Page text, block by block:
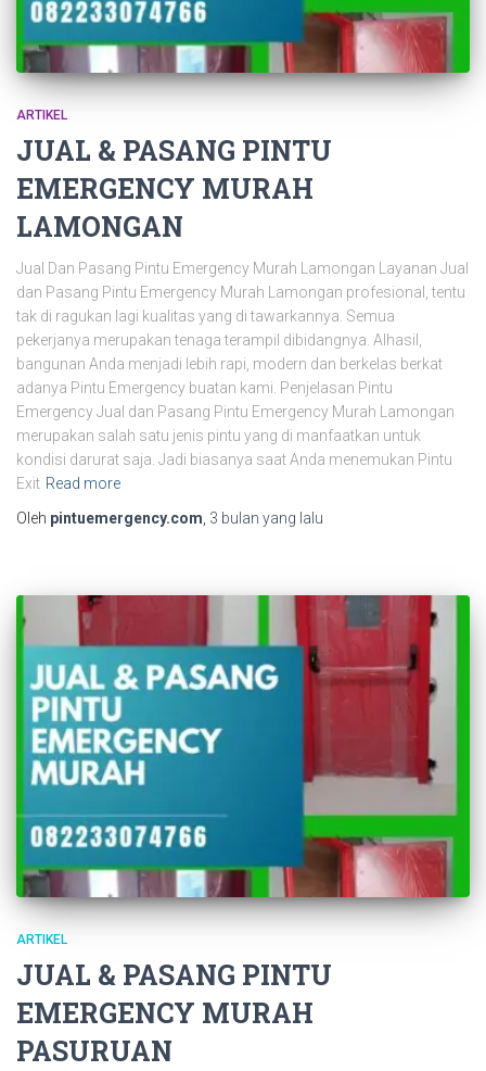
ARTIKEL
JUAL & PASANG PINTU
EMERGENCY MURAH
LAMONGAN
Jual Dan Pasang Pintu Emergency Murah Lamongan Layanan Jual
dan Pasang Pintu Emergency Murah Lamongan profesional, tentu
tak di ragukan lagi kualitas yang di tawarkannya. Semua
pekerjanya merupakan tenaga terampil dibidangnya. Alhasil,
bangunan Anda menjadi lebih rapi, modern dan berkelas berkat
adanya Pintu Emergency buatan kami. Penjelasan Pintu
Emergency Jual dan Pasang Pintu Emergency Murah Lamongan
merupakan salah satu jenis pintu yang di manfaatkan untuk
kondisi darurat saja. Jadi biasanya saat Anda menemukan Pintu
Exit Read more
Oleh pintuemergency.com 3 bulan yang lalu
ARTIKEL
JUAL & PASANG PINTU
EMERGENCY MURAH
PASURUAN